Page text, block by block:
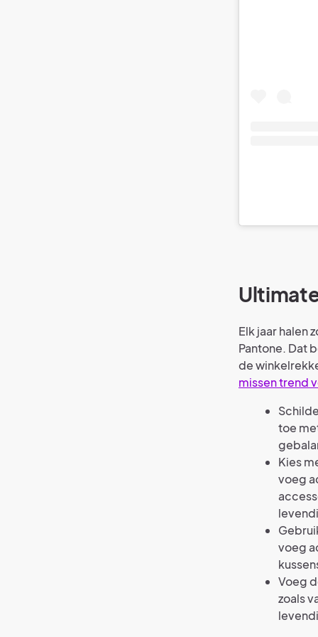
Elk jaar halen
Pantone. Dat
de
missen trend
toe
Kies
voeg
voeg
Voeg
zoals